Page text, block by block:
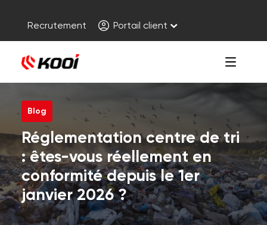
Recrutement Portail client
Blog
Réglementation centre de tri
: êtes-vous réellement en
conformité depuis le 1er
janvier 2026 ?